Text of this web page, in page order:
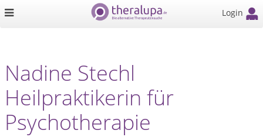
Login
Nadine Stechl
Heilpraktikerin für
Psychotherapie